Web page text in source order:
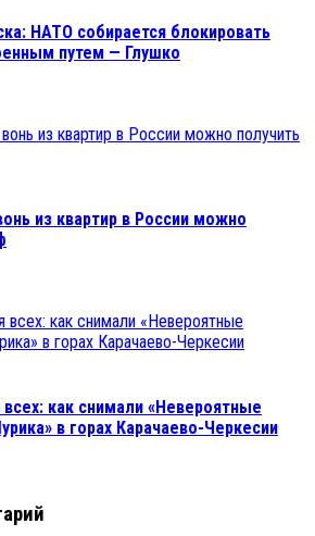
НАТО собирается блокировать
путем — Глушко
из квартир в России можно
как снимали «Невероятные
в горах Карачаево-Черкесии